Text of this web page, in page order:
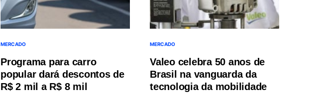
MERCADO
Programa para carro
popular dará descontos de
R$ 2 mil a R$ 8 mil
MERCADO
Valeo celebra 50 anos de
Brasil na vanguarda da
tecnologia da mobilidade